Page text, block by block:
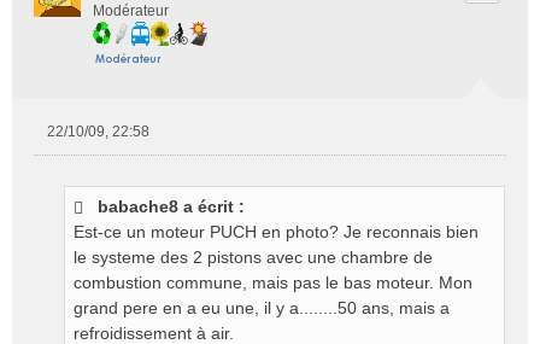
Modérateur
22/10/09, 22:58
babache8 a écrit :
Est-ce un moteur PUCH en photo? Je reconnais bien
le systeme des 2 pistons avec une chambre de
combustion commune, mais pas le bas moteur. Mon
grand pere en a eu une, il y a........50 ans, mais a
refroidissement à air.